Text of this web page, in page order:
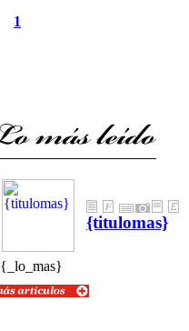
1
{titulomas}
{_lo_mas}